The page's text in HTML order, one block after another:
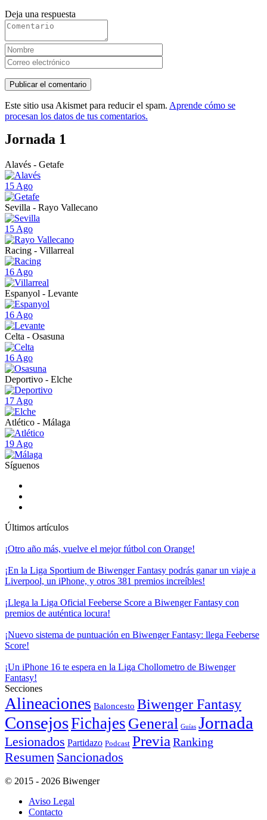
Deja una respuesta
Este sitio usa Akismet para reducir el spam. Aprende cómo se
procesan los datos de tus comentarios.
Jornada 1
Alavés - Getafe
15 Ago
Sevilla - Rayo Vallecano
15 Ago
Racing - Villarreal
16 Ago
Espanyol - Levante
16 Ago
Celta - Osasuna
16 Ago
Deportivo - Elche
17 Ago
Atlético - Málaga
19 Ago
Síguenos
Últimos artículos
¡Otro año más, vuelve el mejor fútbol con Orange!
¡En la Liga Sportium de Biwenger Fantasy podrás ganar un viaje a
Liverpool, un iPhone, y otros 381 premios increíbles!
¡Llega la Liga Oficial Feeberse Score a Biwenger Fantasy con
premios de auténtica locura!
¡Nuevo sistema de puntuación en Biwenger Fantasy: llega Feeberse
Score!
¡Un iPhone 16 te espera en la Liga Chollometro de Biwenger
Fantasy!
Secciones
Alineaciones Baloncesto Biwenger Fantasy
ConsejosFichajes General Guías Jornada
Lesionados Partidazo Podcast Previa Ranking
Resumen Sancionados
© 2015 - 2026 Biwenger
Aviso Legal
Contacto